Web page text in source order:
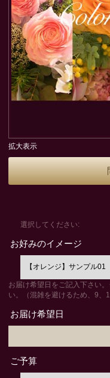
拡大表示
選択してください:
お好みのイメージ
お届け希望日をご記入下さい
い。（混雑を避けるため、9、
お届け希望日
ご予算